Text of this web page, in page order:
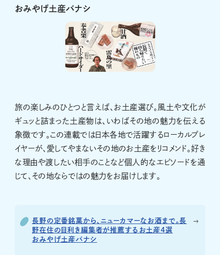
おみやげ土産バナシ
旅の楽しみのひとつと言えば、お土産選び。風土や文化が
ギュッと詰まった土産物は、いわばその地の魅力を伝える
象徴です。この連載では日本各地で活躍するローカルプレ
イヤーが、愛してやまないその地のお土産をリコメンド。好き
な理由や渡したい相手のことなど個人的なエピソードを通
じて、その地ならではの魅力をお届けします。
長野の定番銘菓から、ニューカマーなお酒まで。長
野在住の目利き編集者が推薦するお土産4選
おみやげ土産バナシ